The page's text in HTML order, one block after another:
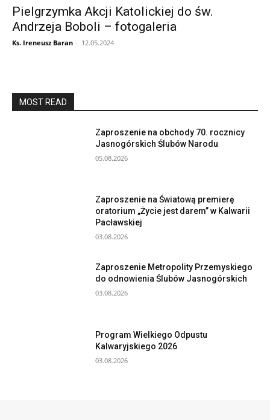
Pielgrzymka Akcji Katolickiej do św.
Andrzeja Boboli – fotogaleria
Ks. Ireneusz Baran - 12.05.2024
MOST READ
Zaproszenie na obchody 70. rocznicy
Jasnogórskich Ślubów Narodu
05.08.2026
Zaproszenie na Światową premierę
oratorium „Życie jest darem” w Kalwarii
Pacławskiej
03.08.2026
Zaproszenie Metropolity Przemyskiego
do odnowienia Ślubów Jasnogórskich
03.08.2026
Program Wielkiego Odpustu
Kalwaryjskiego 2026
03.08.2026